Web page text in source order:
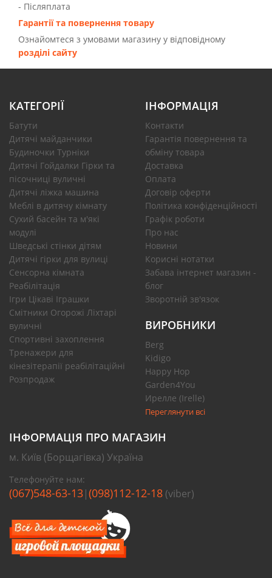
- Післяплата
Гарантії та повернення товару
Ознайомтеся з умовами магазину у відповідному
розділі сайту
КАТЕГОРІЇ
Батути
Дитячі майданчики
Будиночки Турніки
Дитячі Гойдалки Гірки та
пісочниці вуличні
Дитячі ліжка машина
Меблі в дитячу кімнату
Сухий басейн та м'які
модулі
Шведські стінки дітям
Дитячі гірки для вулиці
Сенсорна кімната
Реабілітація
Ігри Цікаві Іграшки
Смітники Огорожі Ліхтарі
вуличні
Спортивні захоплення
Тренажери для
кінезітерапії реабілітаційні
Розпродаж
ІНФОРМАЦІЯ
Контакти
Гарантія повернення та
обміну товара
Доставка
Оплата
Договір оферти
Політика конфіденційності
Графік роботи
Про нас
Новини
Корисні нотатки
Забава інтернет магазин -
блог
Зворотній зв'язок
ВИРОБНИКИ
Berg
Kidigo
Happy Hop
Garden4You
Ирелле (Irelle)
Переглянути всі
ІНФОРМАЦІЯ ПРО МАГАЗИН
м. Київ (Борщагівка) Україна
Телефонуйте нам:
(067)548-63-13|(098)112-12-18 (viber)